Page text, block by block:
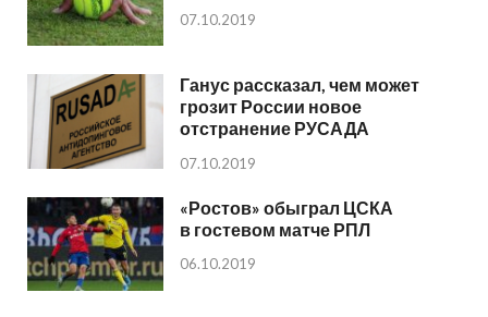
07.10.2019
Ганус рассказал, чем может
грозит России новое
отстранение РУСАДА
07.10.2019
«Ростов» обыграл ЦСКА
в гостевом матче РПЛ
06.10.2019